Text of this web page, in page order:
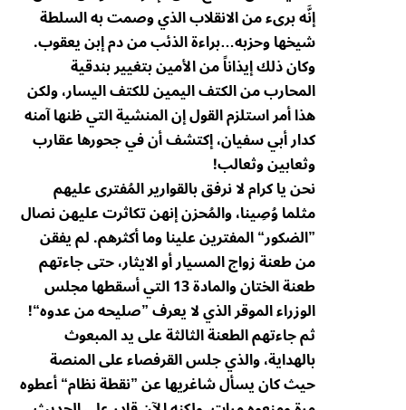
إنَّه برىء من الانقلاب الذي وصمت به السلطة
شيخها وحزبه…براءة الذئب من دم إبن يعقوب.
وكان ذلك إيذاناً من الأمين بتغيير بندقية
المحارب من الكتف اليمين للكتف اليسار، ولكن
هذا أمر استلزم القول إن المنشية التي ظنها آمنه
كدار أبي سفيان، إكتشف أن في جحورها عقارب
وثعابين وثعالب!
نحن يا كرام لا نرفق بالقوارير المُفترى عليهم
مثلما وُصِينا، والمُحزن إنهن تكاثرت عليهن نصال
”الضكور“ المفترين علينا وما أكثرهم. لم يفقن
من طعنة زواج المسيار أو الايثار، حتى جاءتهم
طعنة الختان والمادة 13 التي أسقطها مجلس
الوزراء الموقر الذي لا يعرف ”صليحه من عدوه“!
ثم جاءتهم الطعنة الثالثة على يد المبعوث
بالهداية، والذي جلس القرفصاء على المنصة
حيث كان يسأل شاغريها عن ”نقطة نظام“ أعطوه